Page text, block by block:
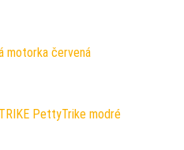
motorka červená
PettyTrike modré